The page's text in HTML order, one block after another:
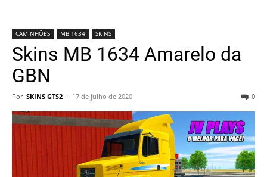
CAMINHÕES MB 1634 SKINS
Skins MB 1634 Amarelo da
GBN
Por SKINS GTS2 - 17 de julho de 2020 0